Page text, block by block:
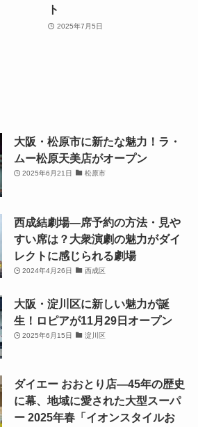
ト
2025年7月5日
大阪・松原市に新たな魅力！ラ・
ムー松原天美店がオープン
2025年6月21日 松原市
西成結劇場—席予約の方法・見や
すい席は？大衆演劇の魅力がダイ
レクトに感じられる劇場
2024年4月26日 西成区
大阪・淀川区に新しい魅力が誕
生！ロピアが11月29日オープン
2025年6月15日 淀川区
ダイエー おおとり店—45年の歴史
に幕、地域に愛された大型スーパ
ー 2025年春「イオンスタイルお